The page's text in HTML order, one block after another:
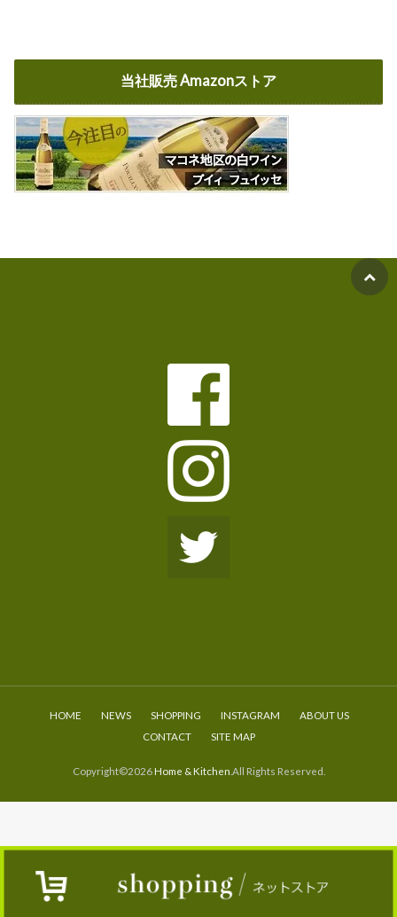
当社販売 Amazonストア
HOME NEWS SHOPPING INSTAGRAM
ABOUT US
CONTACT
SITE MAP
Copyright©2026Home & Kitchen .All Rights Reserved.